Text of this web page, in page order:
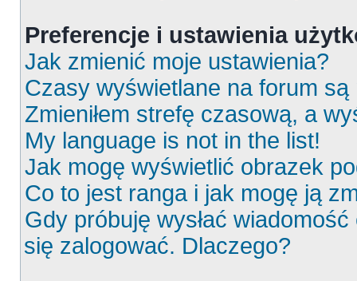
Preferencje i ustawienia
Jak zmienić moje ustawienia?
Czasy wyświetlane na forum są
Zmieniłem strefę czasową, a
My language is not in the list!
Jak mogę wyświetlić obrazek
Co to jest ranga i jak mogę ją
Gdy próbuję wysłać
się zalogować. Dlaczego?